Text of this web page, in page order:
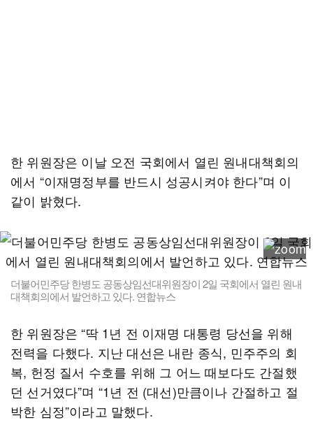
한 위원장은 이날 오전 국회에서 열린 원내대책회의
에서 “이재명정부를 반드시 성공시켜야 한다”며 이
같이 밝혔다.
더불어민주당 한병도 공동상임선대위원장이 2일 국회에서 열린 원내
대책회의에서 발언하고 있다. 연합뉴스
한 위원장은 “딱 1년 전 이재명 대통령 당선을 위해
전력을 다했다. 지난 대선은 내란 종식, 민주주의 회
복, 헌정 질서 수호를 위해 그 어느 때보다도 간절했
던 선거였다”며 “1년 전 (대선)만큼이나 간절하고 절
박한 심정”이라고 말했다.